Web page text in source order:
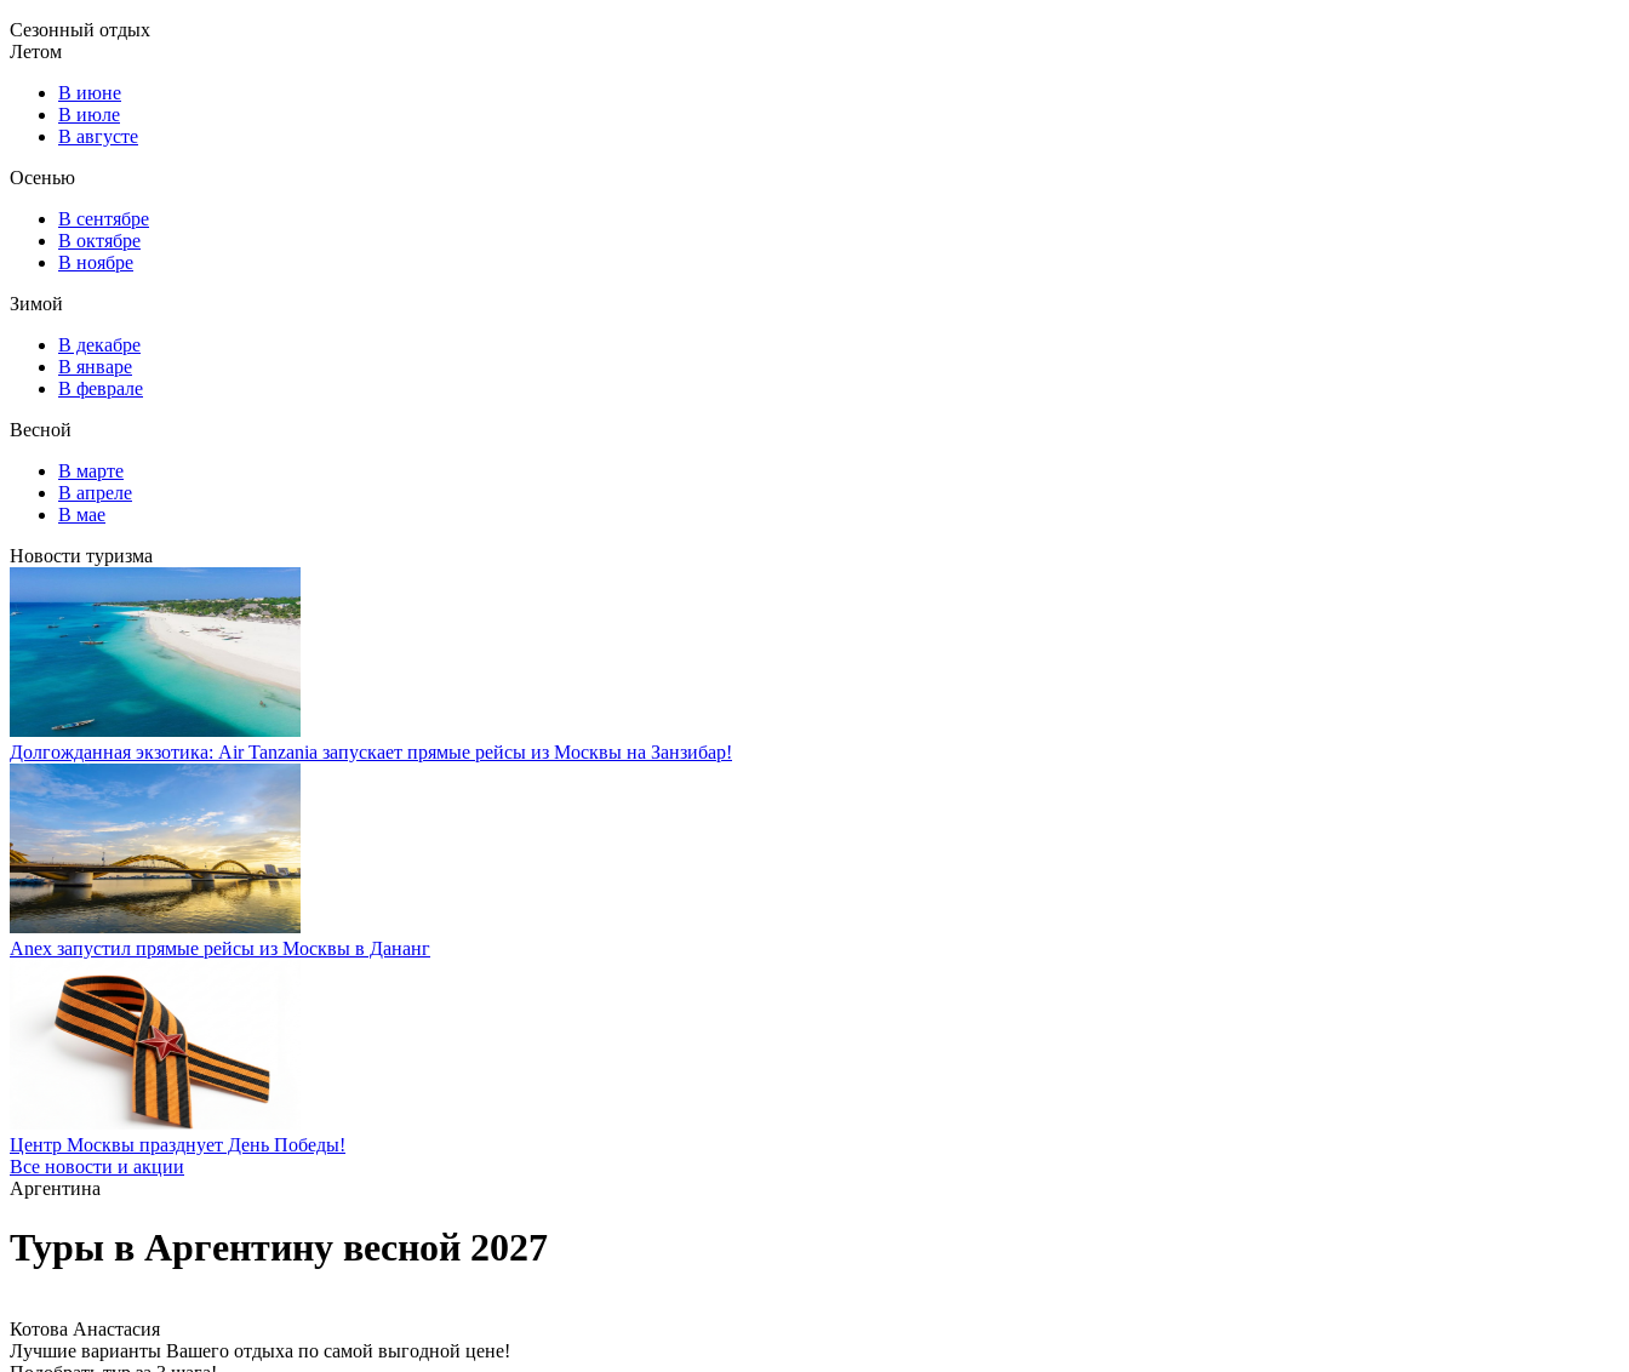
Сезонный отдых
Летом
В июне
В июле
В августе
Осенью
В сентябре
В октябре
В ноябре
Зимой
В декабре
В январе
В феврале
Весной
В марте
В апреле
В мае
Новости туризма
Долгожданная экзотика: Air Tanzania запускает прямые рейсы из Москвы на Занзибар!
Anex запустил прямые рейсы из Москвы в Дананг
Центр Москвы празднует День Победы!
Все новости и акции
Аргентина
Туры в Аргентину весной 2027
Котова Анастасия
Лучшие варианты Вашего отдыха по самой выгодной цене!